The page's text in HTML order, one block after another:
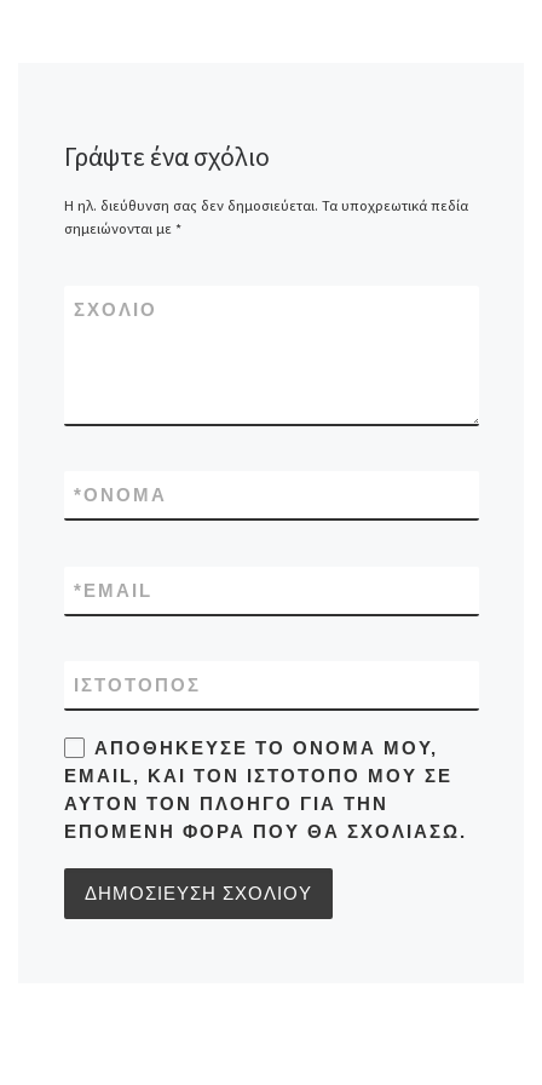
Γράψτε ένα σχόλιο
Η ηλ. διεύθυνση σας δεν δημοσιεύεται. Τα υποχρεωτικά πεδία
σημειώνονται με *
ΣΧΌΛΙΟ
ΌΝΟΜΑ
*
EMAIL
*
ΙΣΤΌΤΟΠΟΣ
ΑΠΟΘΉΚΕΥΣΕ ΤΟ ΌΝΟΜΆ ΜΟΥ,
EMAIL, ΚΑΙ ΤΟΝ ΙΣΤΌΤΟΠΟ ΜΟΥ ΣΕ
ΑΥΤΌΝ ΤΟΝ ΠΛΟΗΓΌ ΓΙΑ ΤΗΝ
ΕΠΌΜΕΝΗ ΦΟΡΆ ΠΟΥ ΘΑ ΣΧΟΛΙΆΣΩ.